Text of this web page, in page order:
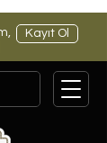
Kayıt Ol